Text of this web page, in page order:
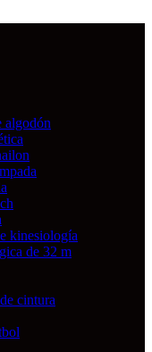
algodón
kinesiología
de 32 m
cintura